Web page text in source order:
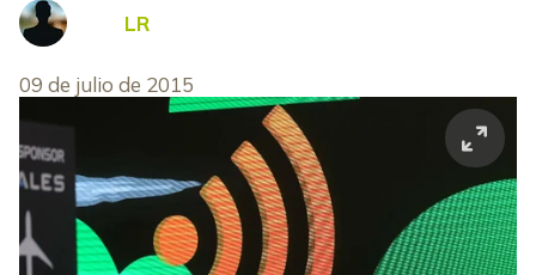
LR
09 de julio de 2015